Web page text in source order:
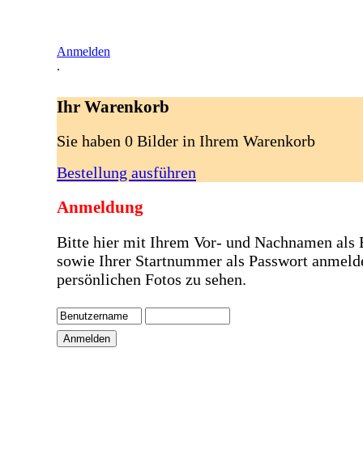
Anmelden
.
Ihr Warenkorb
Sie haben 0 Bilder in Ihrem Warenkorb
Bestellung ausführen
Anmeldung
Bitte hier mit Ihrem Vor- und Nachnamen als
sowie Ihrer Startnummer als Passwort
persönlichen Fotos zu sehen.